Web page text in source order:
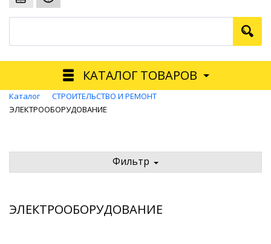
КАТАЛОГ ТОВАРОВ
Каталог
СТРОИТЕЛЬСТВО И РЕМОНТ
ЭЛЕКТРООБОРУДОВАНИЕ
Фильтр
ЭЛЕКТРООБОРУДОВАНИЕ